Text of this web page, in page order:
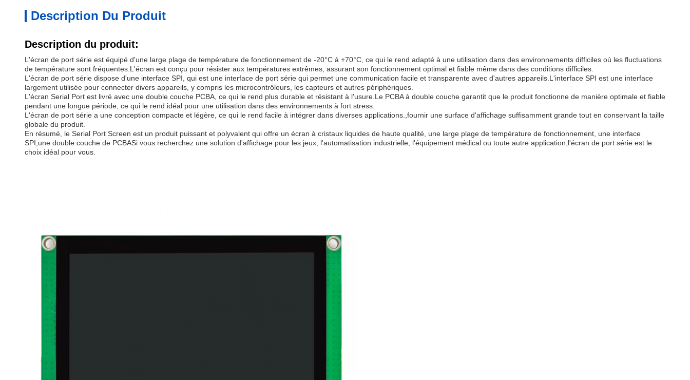
Description Du Produit
Description du produit:
L'écran de port série est équipé d'une large plage de température de fonctionnement de -20°C à +70°C, ce qui le rend adapté à une utilisation dans des environnements difficiles où les fluctuations
de température sont fréquentes.L'écran est conçu pour résister aux températures extrêmes, assurant son fonctionnement optimal et fiable même dans des conditions difficiles.
L'écran de port série dispose d'une interface SPI, qui est une interface de port série qui permet une communication facile et transparente avec d'autres appareils.L'interface SPI est une interface
largement utilisée pour connecter divers appareils, y compris les microcontrôleurs, les capteurs et autres périphériques.
L'écran Serial Port est livré avec une double couche PCBA, ce qui le rend plus durable et résistant à l'usure.Le PCBA à double couche garantit que le produit fonctionne de manière optimale et fiable
pendant une longue période, ce qui le rend idéal pour une utilisation dans des environnements à fort stress.
L'écran de port série a une conception compacte et légère, ce qui le rend facile à intégrer dans diverses applications.,fournir une surface d'affichage suffisamment grande tout en conservant la taille
globale du produit.
En résumé, le Serial Port Screen est un produit puissant et polyvalent qui offre un écran à cristaux liquides de haute qualité, une large plage de température de fonctionnement, une interface
SPI,une double couche de PCBASi vous recherchez une solution d'affichage pour les jeux, l'automatisation industrielle, l'équipement médical ou toute autre application,l'écran de port série est le
choix idéal pour vous.